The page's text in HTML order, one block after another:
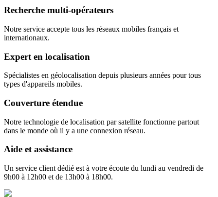
Recherche multi-opérateurs
Notre service accepte tous les réseaux mobiles français et
internationaux.
Expert en localisation
Spécialistes en géolocalisation depuis plusieurs années pour tous
types d'appareils mobiles.
Couverture étendue
Notre technologie de localisation par satellite fonctionne partout
dans le monde où il y a une connexion réseau.
Aide et assistance
Un service client dédié est à votre écoute du lundi au vendredi de
9h00 à 12h00 et de 13h00 à 18h00.